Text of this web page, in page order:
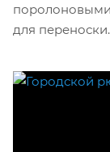
поролоновыми
для переноски.